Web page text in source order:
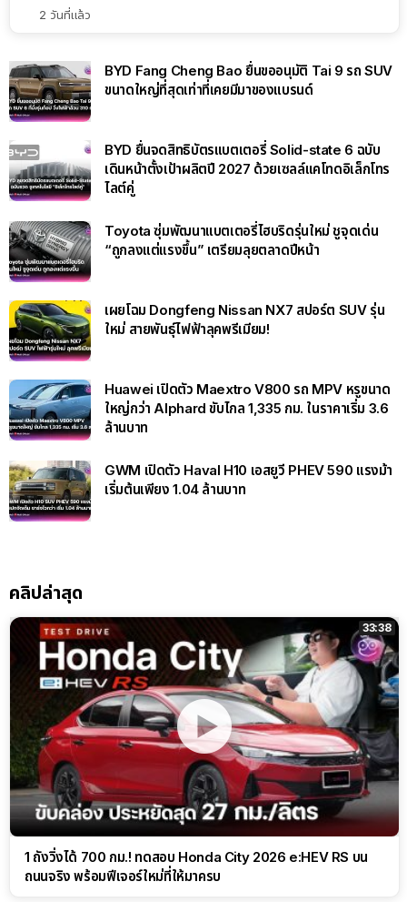
2 วันที่แล้ว
BYD Fang Cheng Bao ยื่นขออนุมัติ Tai 9 รถ SUV
ขนาดใหญ่ที่สุดเท่าที่เคยมีมาของแบรนด์
BYD ยื่นจดสิทธิบัตรแบตเตอรี่ Solid-state 6 ฉบับ
เดินหน้าตั้งเป้าผลิตปี 2027 ด้วยเซลล์แคโทดอิเล็กโทร
ไลต์คู่
Toyota ซุ่มพัฒนาแบตเตอรี่ไฮบริดรุ่นใหม่ ชูจุดเด่น
“ถูกลงแต่แรงขึ้น” เตรียมลุยตลาดปีหน้า
เผยโฉม Dongfeng Nissan NX7 สปอร์ต SUV รุ่น
ใหม่ สายพันธุ์ไฟฟ้าลุคพรีเมียม!
Huawei เปิดตัว Maextro V800 รถ MPV หรูขนาด
ใหญ่กว่า Alphard ขับไกล 1,335 กม. ในราคาเริ่ม 3.6
ล้านบาท
GWM เปิดตัว Haval H10 เอสยูวี PHEV 590 แรงม้า
เริ่มต้นเพียง 1.04 ล้านบาท
คลิปล่าสุด
33:38
1 ถังวิ่งได้ 700 กม.! ทดสอบ Honda City 2026 e:HEV RS บน
ถนนจริง พร้อมฟีเจอร์ใหม่ที่ให้มาครบ